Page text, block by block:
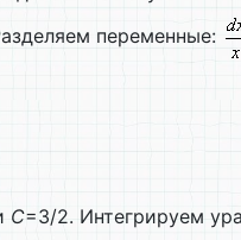
переменные:
С=3/2. Интегрируем